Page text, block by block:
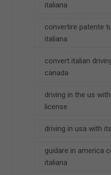
italiana
convertire patente
italiana
convert italian
canada
driving in the us
license
driving in usa with
guidare in america
italiana